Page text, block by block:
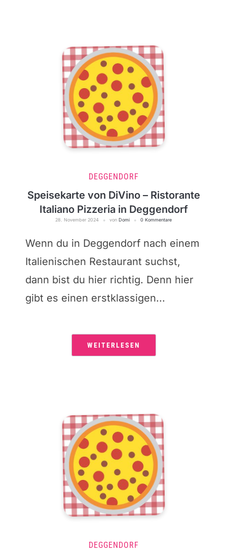
DEGGENDORF
Speisekarte von DiVino – Ristorante
Italiano Pizzeria in Deggendorf
28. November 2024 von Domi 0 Kommentare
Wenn du in Deggendorf nach einem
Italienischen Restaurant suchst,
dann bist du hier richtig. Denn hier
gibt es einen erstklassigen...
WEITERLESEN
DEGGENDORF